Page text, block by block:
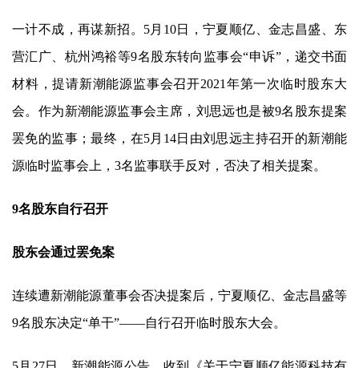
一计不成，再谋新招。5月10日，宁夏顺亿、金志昌盛、东
营汇广、杭州鸿裕等9名股东转向监事会“申诉”，递交书面
材料，提请新潮能源监事会召开2021年第一次临时股东大
会。作为新潮能源监事会主席，刘思远也是被9名股东提案
罢免的监事；最终，在5月14日由刘思远主持召开的新潮能
源临时监事会上，3名监事联手反对，否决了相关提案。
9名股东自行召开
股东会通过罢免案
连续遭新潮能源董事会否决提案后，宁夏顺亿、金志昌盛等
9名股东决定“单干”——自行召开临时股东大会。